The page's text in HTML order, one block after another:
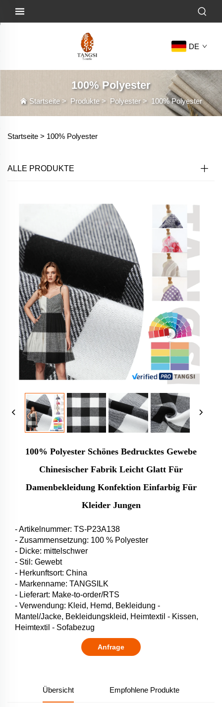
DE
100% Polyester
Startseite> Produkte> Polyester> 100% Polyester
Startseite > 100% Polyester
ALLE PRODUKTE
100% Polyester Schönes Bedrucktes Gewebe
Chinesischer Fabrik Leicht Glatt Für
Damenbekleidung Konfektion Einfarbig Für
Kleider Jungen
- Artikelnummer: TS-P23A138
- Zusammensetzung: 100 % Polyester
- Dicke: mittelschwer
- Stil: Gewebt
- Herkunftsort: China
- Markenname: TANGSILK
- Lieferart: Make-to-order/RTS
- Verwendung: Kleid, Hemd, Bekleidung -
Mantel/Jacke, Bekleidungskleid, Heimtextil - Kissen,
Heimtextil - Sofabezug
Anfrage
Übersicht Empfohlene Produkte